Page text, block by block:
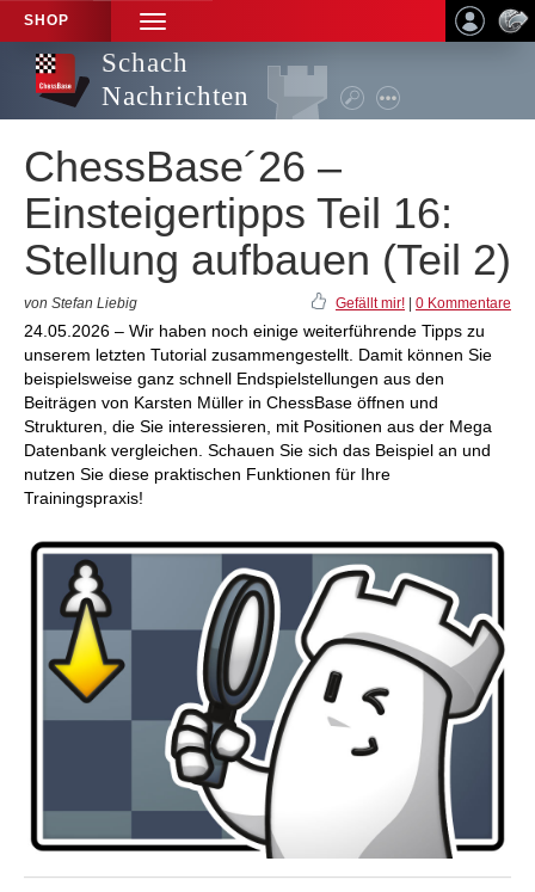
SHOP
TOGGLE
NAVIGATION
Schach
Nachrichten
ChessBase´26 –
Einsteigertipps Teil 16:
Stellung aufbauen (Teil 2)
von Stefan Liebig Gefällt mir! 0 Kommentare
24.05.2026 – Wir haben noch einige weiterführende Tipps zu
unserem letzten Tutorial zusammengestellt. Damit können Sie
beispielsweise ganz schnell Endspielstellungen aus den
Beiträgen von Karsten Müller in ChessBase öffnen und
Strukturen, die Sie interessieren, mit Positionen aus der Mega
Datenbank vergleichen. Schauen Sie sich das Beispiel an und
nutzen Sie diese praktischen Funktionen für Ihre
Trainingspraxis!